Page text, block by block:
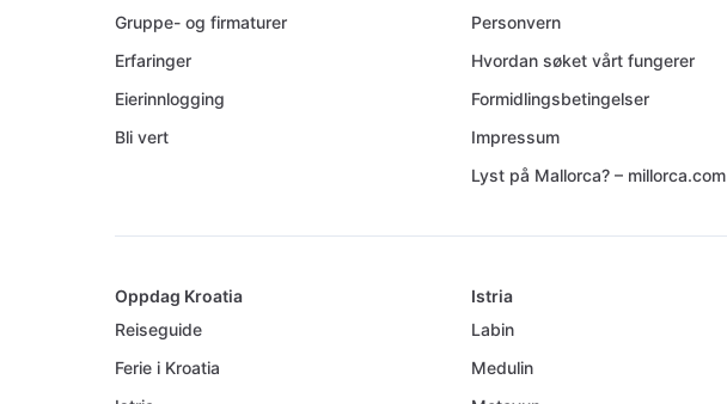
Gruppe- og firmaturer
Erfaringer
Eierinnlogging
Bli vert
Personvern
Hvordan søket vårt fungerer
Formidlingsbetingelser
Impressum
Lyst på Mallorca? – millorca.com
Oppdag Kroatia
Reiseguide
Ferie i Kroatia
Istria
Labin
Medulin